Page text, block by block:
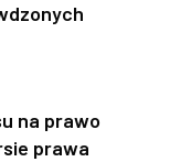
na prawo
prawa